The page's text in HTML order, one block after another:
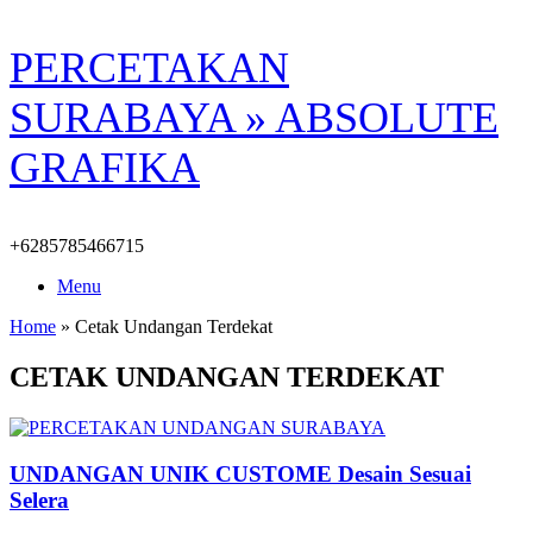
Skip
to
content
PERCETAKAN
SURABAYA » ABSOLUTE
GRAFIKA
+6285785466715
Menu
Home » Cetak Undangan Terdekat
CETAK UNDANGAN TERDEKAT
UNDANGAN UNIK CUSTOME Desain Sesuai
Selera